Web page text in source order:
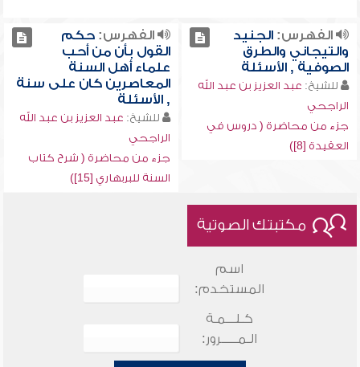
الفهرس:الجنيد
والتيجاني والطرق
الصوفية , الأسئلة
للشيخ: عبد العزيز بن عبد الله
الراجحي
جزء من محاضرة ( دروس في
العقيدة [8])
الفهرس:حكم
القول بأن من أحب
علماء أهل السنة
المعاصرين كان على سنة
, الأسئلة
للشيخ: عبد العزيز بن عبد الله
الراجحي
جزء من محاضرة ( شرح كتاب
السنة للبربهاري [15])
مكتبتك الصوتية
اسم
المستخدم:
كـلـــمـة
الـمـــــرور: